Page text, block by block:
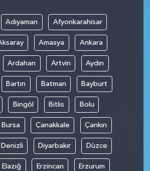
Adıyaman Afyonkarahisar
Amasya Ankara
Ardahan Artvin Aydın
Bartın Batman Bayburt
Bingöl Bitlis Bolu
Bursa Çanakkale Çankırı
Denizli Diyarbakır Düzce
Elazığ Erzincan Erzurum